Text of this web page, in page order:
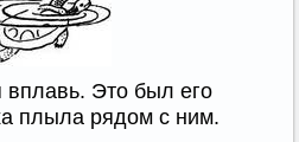
вплавь. Это был его
плыла рядом с ним.